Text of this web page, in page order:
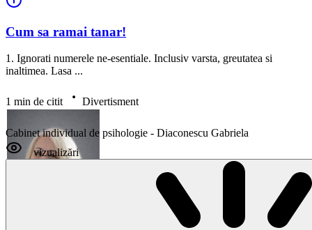
Cum sa ramai tanar!
1. Ignorati numerele ne-esentiale. Inclusiv varsta, greutatea si
inaltimea. Lasa ...
1 min de citit Divertisment
Cabinet individual de psihologie - Diaconescu Gabriela
vizualizări